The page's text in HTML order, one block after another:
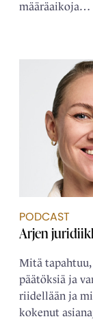
määräaikoja…
PODCAST
Arjen
Mitä tapahtuu,
päätöksiä ja
riidellään ja
kokenut